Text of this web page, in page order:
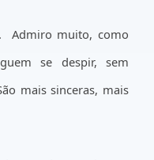
Admiro muito, como
se despir, sem
mais sinceras, mais